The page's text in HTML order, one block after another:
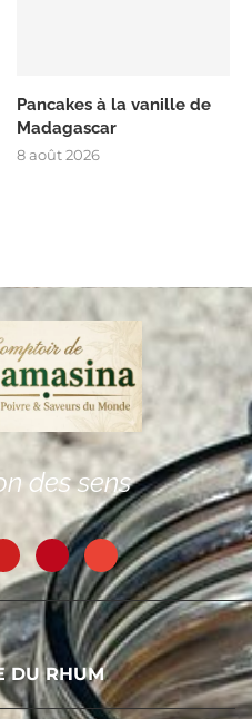
Pancakes à la vanille de
Madagascar
8 août 2026
des sens
DU RHUM